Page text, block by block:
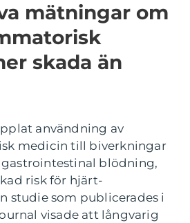
mätningar om
skada än
användning av
medicin till biverkningar
blödning,
risk för hjärt-
studie som publicerades i
visade att långvarig